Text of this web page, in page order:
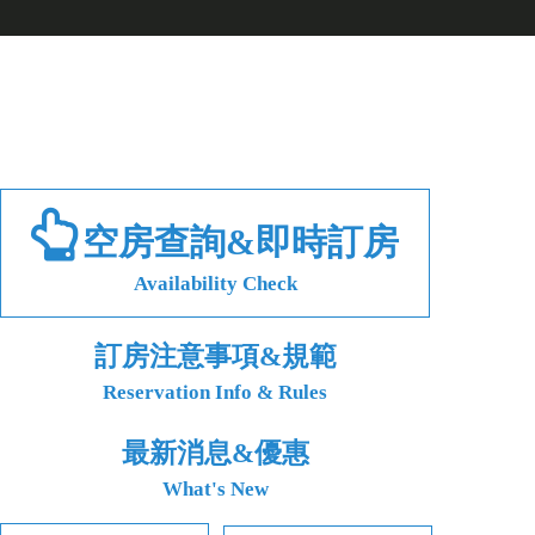
空房查詢&即時訂房
Availability Check
訂房注意事項&規範
Reservation Info & Rules
最新消息&優惠
What's New